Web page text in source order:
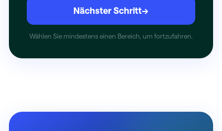
Nächster Schritt→
Wählen Sie mindestens einen Bereich, um fortzufahren.